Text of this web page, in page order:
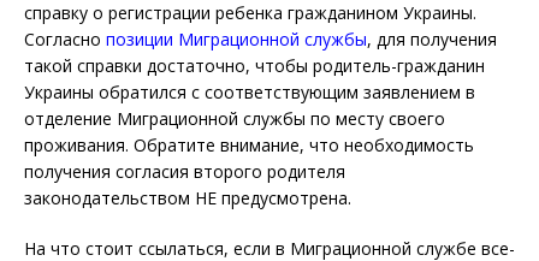
справку о регистрации ребенка гражданином Украины.
Согласно позиции Миграционной службы, для получения
такой справки достаточно, чтобы родитель-гражданин
Украины обратился с соответствующим заявлением в
отделение Миграционной службы по месту своего
проживания. Обратите внимание, что необходимость
получения согласия второго родителя
законодательством НЕ предусмотрена.
На что стоит ссылаться, если в Миграционной службе все-